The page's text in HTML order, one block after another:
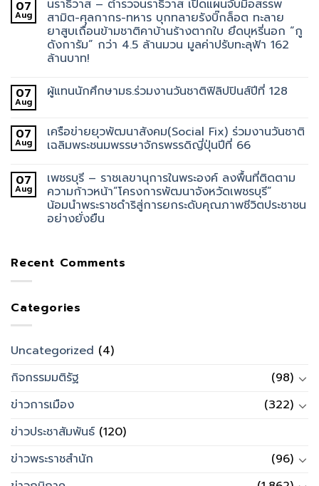
07
Aug
นราธิวาส – ตำรวจนราธิวาส เปิดแผนจับมือสรรพ
สามิต-ศุลกากร-ทหาร บุกทลายรังบิ๊กล็อต ทะลาย
ยาสูบเถื่อนข้ามชาติคาบ้านร้างตากใบ ยึดบุหรี่นอก “กู
ดังการัม” กว่า 4.5 ล้านมวน มูลค่าปรับทะลุฟ้า 162
ล้านบาท!
07
Aug
ผู้แทนนักศึกษามธ.ร่วมงานวันชาติฟิลิปปินส์ปีที่ 128
07
Aug
เครือข่ายยุวพัฒนาสังคม(Social Fix) ร่วมงานวันชาติ
เฉลิมพระชนมพรรษาจักรพรรดิญี่ปุ่นปีที่ 66
07
Aug
เพชรบุรี – ราชเลขานุการในพระองค์ ลงพื้นที่ติดตาม
ความก้าวหน้า”โครงการพัฒนาจังหวัดเพชรบุรี”
น้อมนำพระราชดำริสู่การยกระดับคุณภาพชีวิตประชาชน
อย่างยั่งยืน
Recent Comments
Categories
Uncategorized (4)
กิจกรรมมติรัฐ
(98)
ข่าวการเมือง
(322)
ข่าวประชาสัมพันธ์ (120)
ข่าวพระราชสำนัก
(96)